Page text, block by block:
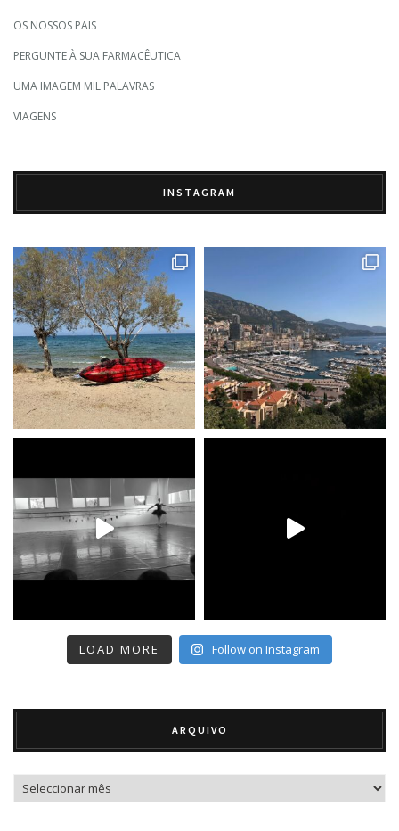
OS NOSSOS PAIS
PERGUNTE À SUA FARMACÊUTICA
UMA IMAGEM MIL PALAVRAS
VIAGENS
INSTAGRAM
LOAD MORE Follow on Instagram
ARQUIVO
Arquivo